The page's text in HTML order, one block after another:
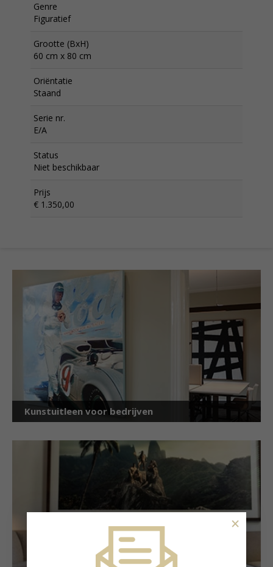
Genre
Figuratief
Grootte (BxH)
60 cm x 80 cm
Oriëntatie
Staand
Serie nr.
E/A
Status
Niet beschikbaar
Prijs
€ 1.350,00
Kunstuitleen voor bedrijven
×